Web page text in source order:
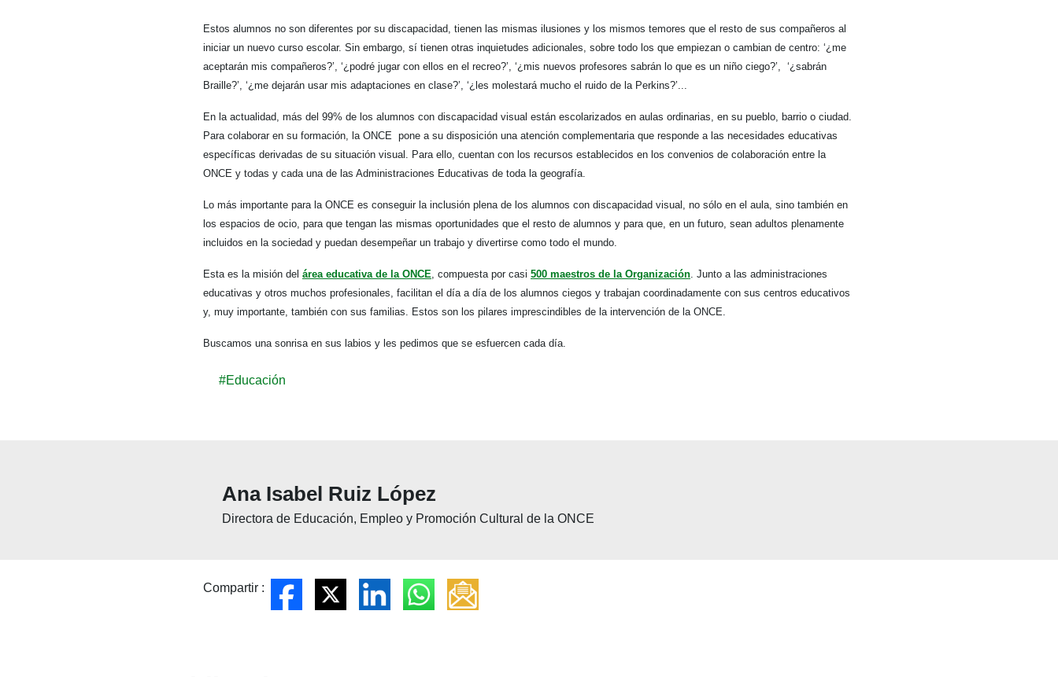
Estos alumnos no son diferentes por su discapacidad, tienen las mismas ilusiones y los mismos temores que el resto de sus compañeros al
iniciar un nuevo curso escolar. Sin embargo, sí tienen otras inquietudes adicionales, sobre todo los que empiezan o cambian de centro: ‘¿me
aceptarán mis compañeros?’, ‘¿podré jugar con ellos en el recreo?’, ‘¿mis nuevos profesores sabrán lo que es un niño ciego?’, ‘¿sabrán
Braille?’, ‘¿me dejarán usar mis adaptaciones en clase?’, ‘¿les molestará mucho el ruido de la Perkins?’...
En la actualidad, más del 99% de los alumnos con discapacidad visual están escolarizados en aulas ordinarias, en su pueblo, barrio o ciudad.
Para colaborar en su formación, la ONCE pone a su disposición una atención complementaria que responde a las necesidades educativas
específicas derivadas de su situación visual. Para ello, cuentan con los recursos establecidos en los convenios de colaboración entre la
ONCE y todas y cada una de las Administraciones Educativas de toda la geografía.
Lo más importante para la ONCE es conseguir la inclusión plena de los alumnos con discapacidad visual, no sólo en el aula, sino también en
los espacios de ocio, para que tengan las mismas oportunidades que el resto de alumnos y para que, en un futuro, sean adultos plenamente
incluidos en la sociedad y puedan desempeñar un trabajo y divertirse como todo el mundo.
Esta es la misión del área educativa de la ONCE , compuesta por casi 500 maestros de la Organización . Junto a las administraciones
educativas y otros muchos profesionales, facilitan el día a día de los alumnos ciegos y trabajan coordinadamente con sus centros educativos
y, muy importante, también con sus familias. Estos son los pilares imprescindibles de la intervención de la ONCE.
Buscamos una sonrisa en sus labios y les pedimos que se esfuercen cada día.
#Educación
Ana Isabel Ruiz López
Directora de Educación, Empleo y Promoción Cultural de la ONCE
Compartir :